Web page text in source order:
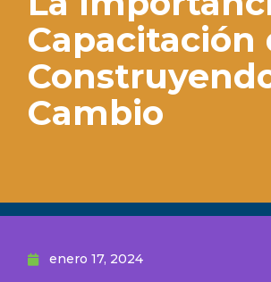
Capacitación
Cambio
enero 17, 2024